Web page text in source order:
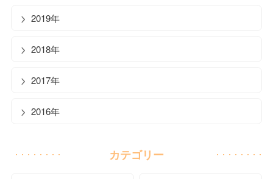
2019年
2018年
2017年
2016年
カテゴリー